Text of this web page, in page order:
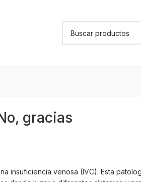
gracias
insuficiencia venosa (IVC). Esta